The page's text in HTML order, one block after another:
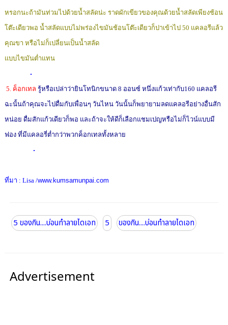
หรอกนะถ้ามันท่วมไปด้วยน้ำสลัดน่ะ ราดผักเขียวของคุณด้วยน้ำสลัดเพียงช้อน
โต๊ะเดียวพอ น้ำสลัดแบบไม่พร่องไขมันช้อนโต๊ะเดียวก็ปาเข้าไป 50 แคลอรีแล้ว
คุณขา หรือไม่ก็เปลี่ยนเป็นน้ำสลัด
แบบไขมันต่ำแทน
5. ค็อกเทล รู้หรือเปล่าว่ายินโทนิกขนาด 8 ออนซ์ หนึ่งแก้วเท่ากับ160 แคลอรี
ฉะนั้นถ้าคุณจะไปดื่มกับเพื่อนๆ วันไหน วันนั้นก็พยายามลดแคลอรีอย่างอื่นสัก
หน่อย ดื่มสักแก้วเดียวก็พอ และถ้าจะให้ดีก็เลือกแชมเปญหรือไม่ก็ไวน์แบบมี
ฟอง ที่มีแคลอรี่ต่ำกว่าพวกค็อกเทลทั้งหลาย
ที่มา : Lisa /www.kumsamunpai.com
5 ของกิน....บ่อนทำลายไดเอท 5 ของกิน....บ่อนทำลายไดเอท
Advertisement